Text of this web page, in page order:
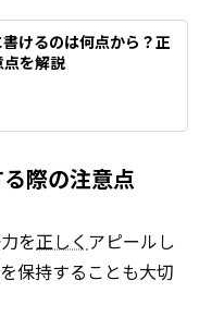
けるのは何点から？正
点を解説
際の注意点
を正しく アピールし
保持することも大切